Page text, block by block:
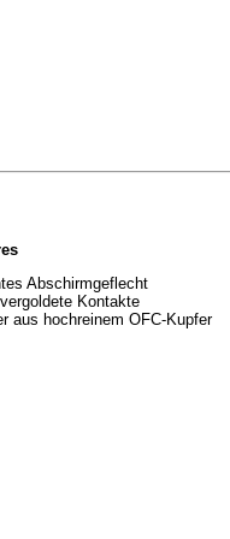
Abschirmgeflecht
Kontakte
aus hochreinem OFC-Kupfer